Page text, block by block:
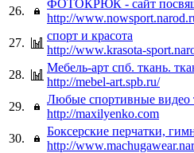
26.
ФОТОКРЮК - сайт
http://
27.
спорт и красота
http://www.krasota-
28.
Мебель-арт спб. ткань.
http://mebel-art.spb.ru/
29.
Любые спортивные видео
http://maxilyenko.com
30.
Боксерские перчатки,
http://